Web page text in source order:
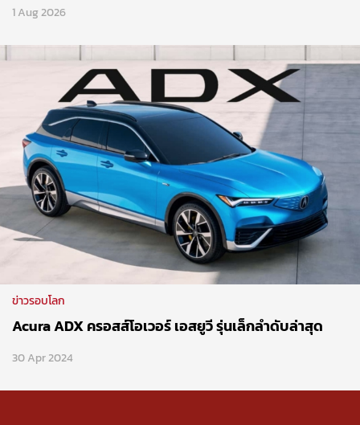
1 Aug 2026
ข่าวรอบโลก
Acura ADX ครอสส์โอเวอร์ เอสยูวี รุ่นเล็กลำดับล่าสุด
30 Apr 2024